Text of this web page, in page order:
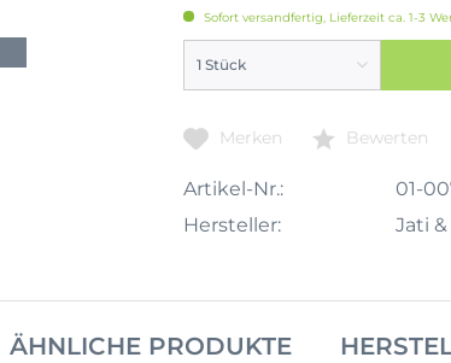
Sofort versandfertig, Lieferzeit ca. 1-3
Merken Bewerten
Artikel-Nr.:
01-
Hersteller:
Jati
ÄHNLICHE PRODUKTE